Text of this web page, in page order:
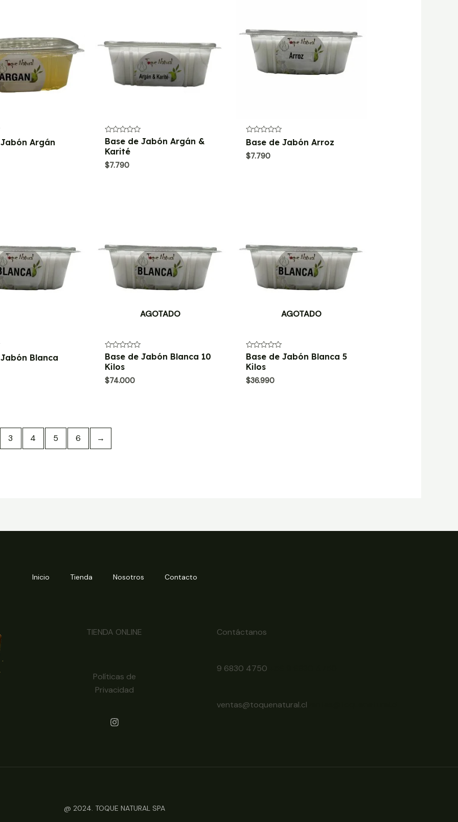
Argán
Valorado
con
0
5
Base de Jabón Argán &
Karité
$7.790
Valorado
con
0
de
Base de Jabón Arroz
$7.790
Blanca
AGOTADO
Valorado
con
0
5
Base de Jabón Blanca 10
Kilos
$74.000
AGOTADO
Valorado
con
0
5
Base de Jabón Blanca 5
Kilos
$36.990
3 4 5 6 →
Inicio Tienda Nosotros Contacto
TIENDA ONLINE
Políticas de
Privacidad
Contáctanos
9 6830 4750
ventas@toquenatural.cl
@ 2024. TOQUE NATURAL SPA